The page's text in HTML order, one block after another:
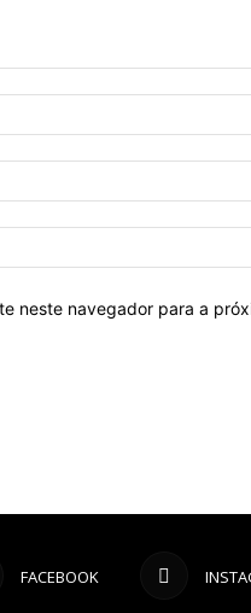
neste navegador para a
FACEBOOK